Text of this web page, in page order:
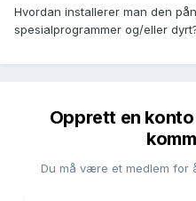
Hvordan installerer man den
spesialprogrammer og/eller
Opprett en
Du må være et medlem for